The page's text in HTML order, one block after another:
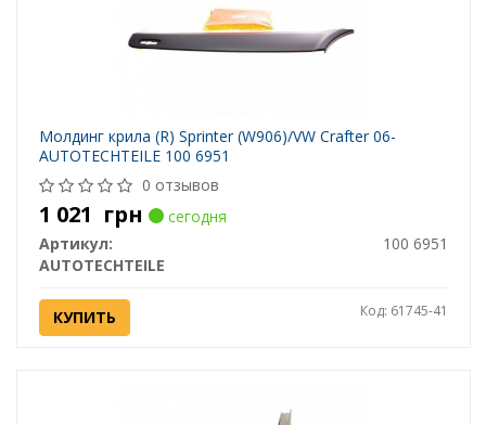
Молдинг крила (R) Sprinter (W906)/VW Crafter 06-
AUTOTECHTEILE 100 6951
0 отзывов
1 021 грн
сегодня
Артикул:
100 6951
AUTOTECHTEILE
КУПИТЬ Код: 61745-41